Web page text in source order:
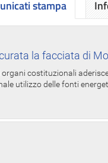
stampa
la facciata di
costituzionali
utilizzo delle fonti